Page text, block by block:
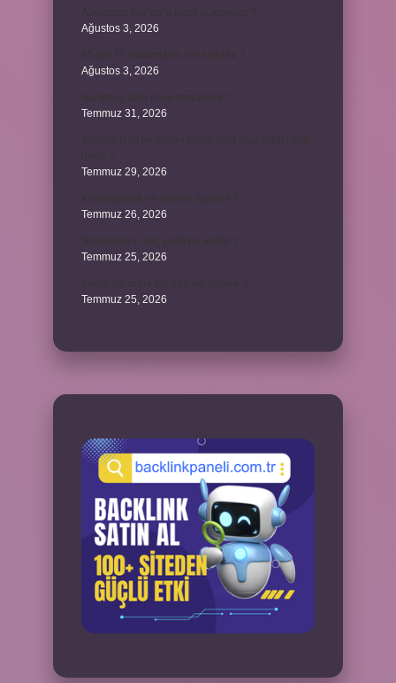
Ağustos 3, 2026
Ağustos 3, 2026
Temmuz 31, 2026
Temmuz 29, 2026
Temmuz 26, 2026
Temmuz 25, 2026
Temmuz 25, 2026